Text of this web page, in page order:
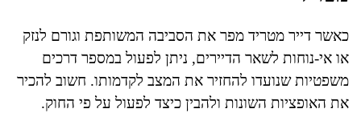
כאשר דייר מטריד מפר את הסביבה המשותפת וגורם לנזק
או אי-נוחות לשאר הדיירים, ניתן לפעול במספר דרכים
משפטיות שנועדו להחזיר את המצב לקדמותו. חשוב להכיר
את האופציות השונות ולהבין כיצד לפעול על פי החוק.